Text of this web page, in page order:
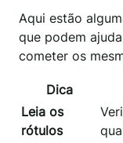
Aqui estão
que podem
cometer os
Dica
Leia os
rótulos